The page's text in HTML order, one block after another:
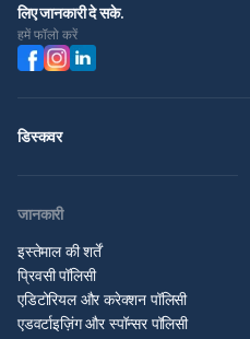
लिए जानकारी दे सके.
हमें फॉलो करें
डिस्कवर
जानकारी
इस्तेमाल की शर्तें
प्रिवसी पॉलिसी
एडिटोरियल और करेक्शन पॉलिसी
एडवर्टाइज़िंग और स्पॉन्सर पॉलिसी